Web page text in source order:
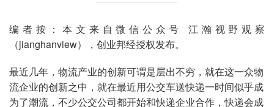
编者按：本文来自微信公众号 江瀚视野观察
（jianghanview），创业邦经授权发布。
最近几年，物流产业的创新可谓是层出不穷，就在这一众物
流企业的创新之中，就在最近用公交车送快递一时间似乎成
为了潮流，不少公交公司都开始和快递企业合作，快递会成